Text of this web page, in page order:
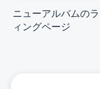
ニューアルバムの
ィングページ